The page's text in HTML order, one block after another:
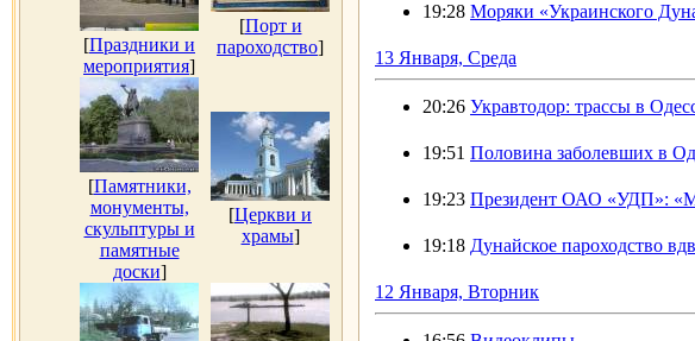
[Праздники и
мероприятия]
[Порт и
пароходство]
[Памятники,
монументы,
скульптуры и
памятные
доски]
[Церкви и
храмы]
19:28 Моряки «Украинского
13 Января, Среда
20:26 Укравтодор: трассы в
19:51 Половина заболевших в
19:23 Президент ОАО «УДП»:
19:18 Дунайское пароходство
12 Января, Вторник